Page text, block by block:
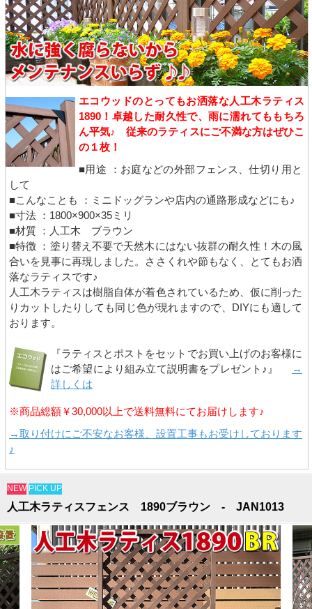
エコウッドのとってもお洒落な人工木ラティス
1890！卓越した耐久性で、雨に濡れてももちろ
ん平気♪ 従来のラティスにご不満な方はぜひこ
の１枚！
■用途 ：お庭などの外部フェンス、仕切り用と
して
■こんなことも ：ミニドッグランや店内の通路形成などにも♪
■寸法 ：1800×900×35ミリ
■材質 ：人工木 ブラウン
■特徴 ：塗り替え不要で天然木にはない抜群の耐久性！木の風
合いを見事に再現しました。ささくれや節もなく、とてもお洒
落なラティスです♪
人工木ラティスは樹脂自体が着色されているため、仮に削った
りカットしたりしても同じ色が現れますので、DIYにも適して
おります。
『ラティスとポストをセットでお買い上げのお客様に
はご希望により組み立て説明書をプレゼント♪』
→
詳しくは
※商品総額￥30,000以上で送料無料にてお届けします♪
→取り付けにご不安なお客様、設置工事もお受けしております
♪
NEW PICK UP
人工木ラティスフェンス 1890ブラウン - JAN1013